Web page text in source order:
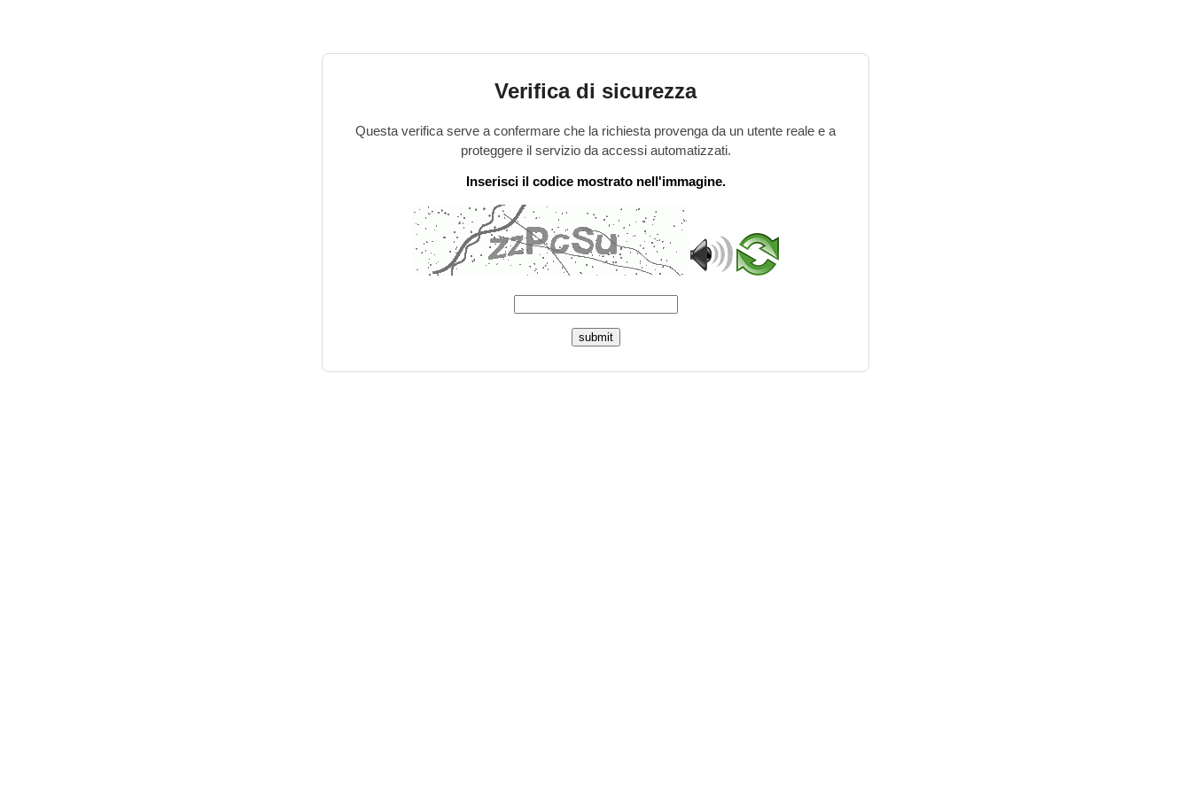
Verifica di sicurezza
Questa verifica serve a confermare che la richiesta provenga da un utente reale e a
proteggere il servizio da accessi automatizzati.
Inserisci il codice mostrato nell'immagine.
submit